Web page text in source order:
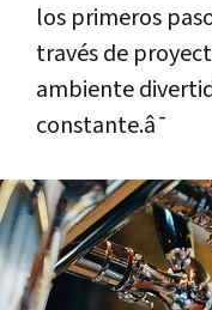
los primeros
través de
ambiente
constante.â¯